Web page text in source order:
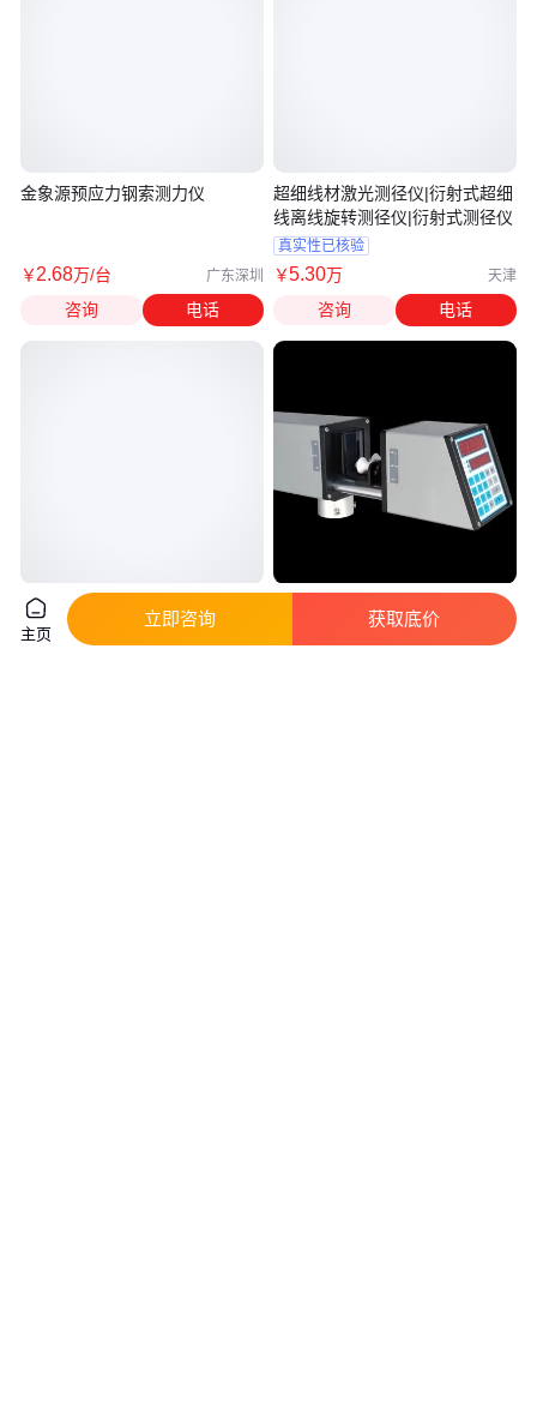
金象源预应力钢索测力仪
￥2.68万/台 广东深圳
咨询 电话
激光测径仪 日本泷川 LDM-306H
钢管专用耐高温2000℃
超细线材激光测径仪|衍射式超细
线离线旋转测径仪|衍射式测径仪
真实性已核验
￥5.30万 天津
咨询 电话
四玖CJY-25AL 高精度激光测径
仪 数显在线激光测试厂家 测径
主页
立即咨询 获取底价